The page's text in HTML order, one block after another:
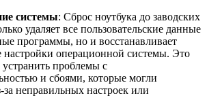
системы: Сброс ноутбука до заводских
удаляет все пользовательские данные
программы, но и восстанавливает
настройки операционной системы. Это
проблемы с
и сбоями, которые могли
за неправильных настроек или